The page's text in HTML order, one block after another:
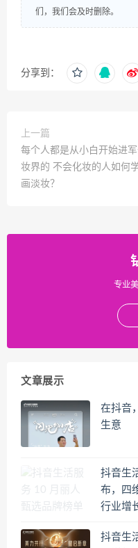
们，我们会及时删除。
分享到：
上一篇
每个人都是从小白开始进
妆界的 不会化妆的人如何
画淡妆？
专业
文章展示
在抖音
生意
抖音生
布，四
行业增
抖音生